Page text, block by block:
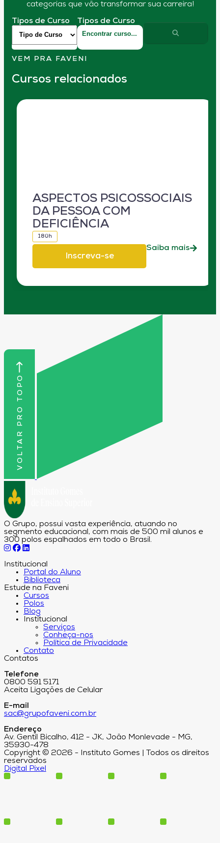
categorias que vão transformar sua carreira!
Tipos de Curso Tipos de Curso
VEM PRA FAVENI
Cursos relacionados
ASPECTOS PSICOSSOCIAIS
DA PESSOA COM
DEFICIÊNCIA
180h
Inscreva-se
Saiba mais
VOLTAR PRO TOPO
O Grupo, possui vasta experiência, atuando no
segmento educacional, com mais de 500 mil alunos e
300 polos espalhados em todo o Brasil.
Institucional
Portal do Aluno
Biblioteca
Estude na Faveni
Cursos
Polos
Blog
Institucional
Serviços
Conheça-nos
Política de Privacidade
Contato
Contatos
Telefone
0800 591 5171
Aceita Ligações de Celular
E-mail
sac@grupofaveni.com.br
Endereço
Av. Gentil Bicalho, 412 - JK, João Monlevade - MG,
35930-478
Copyright © 2026 - Instituto Gomes | Todos os direitos
reservados
Digital Pixel